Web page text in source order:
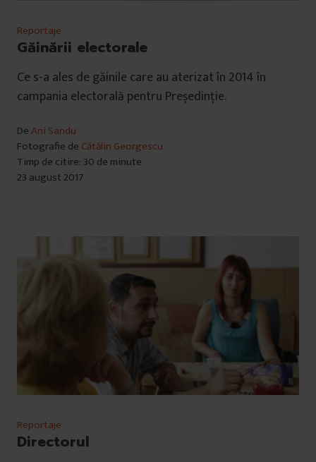
Reportaje
Găinării electorale
Ce s-a ales de găinile care au aterizat în 2014 în
campania electorală pentru Președinție.
DeAni Sandu
Fotografie de Cătălin Georgescu
Timp de citire: 30 de minute
23 august 2017
Reportaje
Directorul